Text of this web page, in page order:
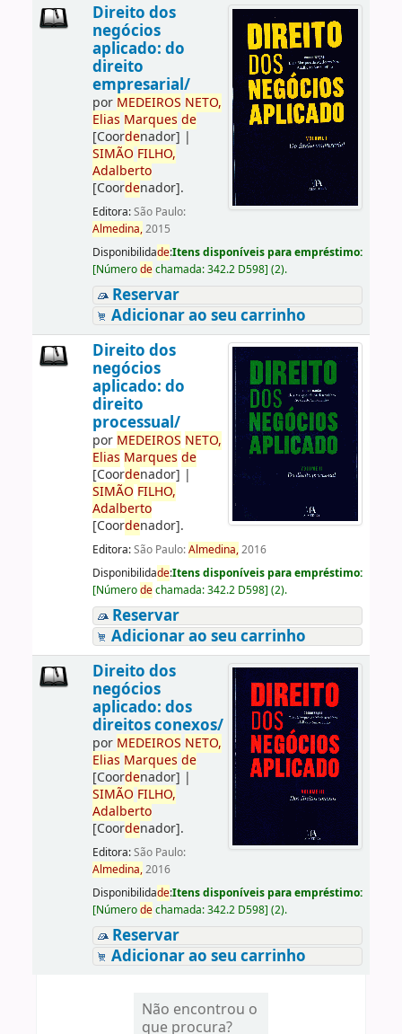
Direito dos
negócios
aplicado: do
direito
empresarial/
por MEDEIROS NETO,
Elias Marques de
[Coordenador] |
SIMÃO FILHO,
Adalberto
[Coordenador].
Editora:São Paulo:
Almedina,2015
Disponibilidade:Itens disponíveis para empréstimo:
[Númerodechamada:342.2 D598] (2).
Reservar
Adicionar ao seu carrinho
Direito dos
negócios
aplicado: do
direito
processual/
por MEDEIROS NETO,
Elias Marques de
[Coordenador] |
SIMÃO FILHO,
Adalberto
[Coordenador].
Editora:São Paulo:Almedina,2016
Disponibilidade:Itens disponíveis para empréstimo:
[Númerodechamada:342.2 D598] (2).
Reservar
Adicionar ao seu carrinho
Direito dos
negócios
aplicado: dos
direitos conexos/
por MEDEIROS NETO,
Elias Marques de
[Coordenador] |
SIMÃO FILHO,
Adalberto
[Coordenador].
Editora:São Paulo:
Almedina,2016
Disponibilidade:Itens disponíveis para empréstimo:
[Númerodechamada:342.2 D598] (2).
Reservar
Adicionar ao seu carrinho
Não encontrou o
que procura?